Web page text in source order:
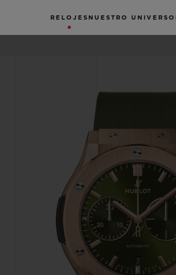
RELOJES NUESTRO UNIVERSO